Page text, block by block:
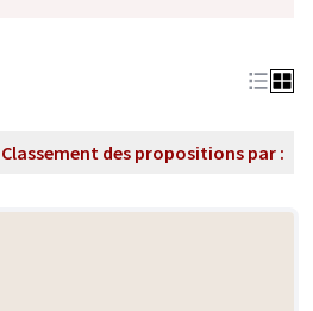
Classement des propositions par :